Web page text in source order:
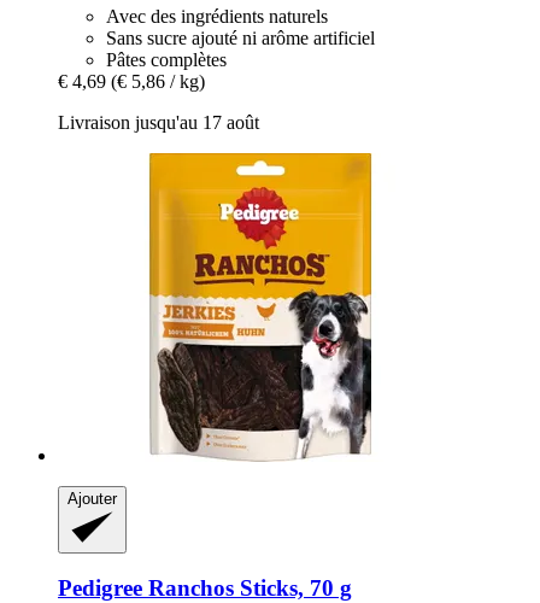
Avec des ingrédients naturels
Sans sucre ajouté ni arôme artificiel
Pâtes complètes
€ 4,69 (€ 5,86 / kg)
Livraison jusqu'au 17 août
Ajouter
Pedigree Ranchos Sticks, 70 g